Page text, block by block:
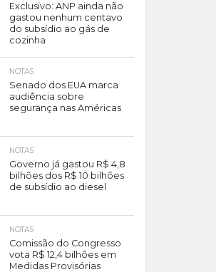
Exclusivo: ANP ainda não
gastou nenhum centavo
do subsídio ao gás de
cozinha
NOTAS
Senado dos EUA marca
audiência sobre
segurança nas Américas
NOTAS
Governo já gastou R$ 4,8
bilhões dos R$ 10 bilhões
de subsídio ao diesel
NOTAS
Comissão do Congresso
vota R$ 12,4 bilhões em
Medidas Provisórias